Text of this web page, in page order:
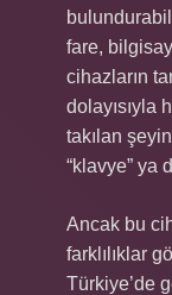
fare,
cihazların
dolayısıyla
takılan
“klavye” ya
Ancak bu
farklılıklar
Türkiye’de